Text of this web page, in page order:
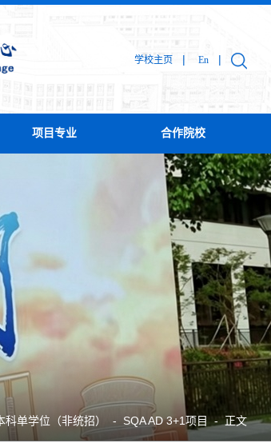
学校主页 | En |
项目专业 合作院校
科单学位（非统招） - SQA AD 3+1项目 - 正文